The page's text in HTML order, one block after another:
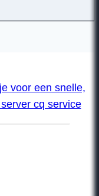
voor een snelle,
cq service